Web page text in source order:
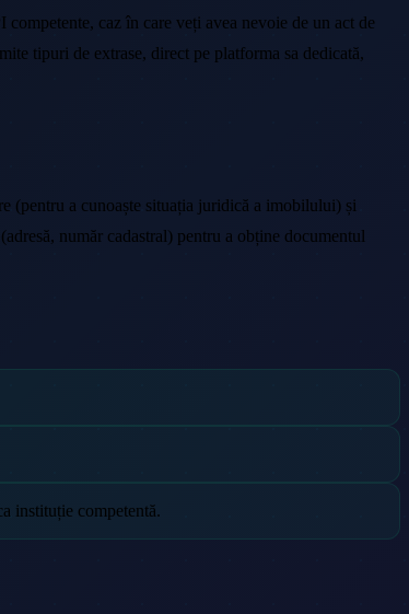
caz în care veți avea nevoie de un act de
tipuri de extrase, direct pe platforma sa dedicată,
(pentru a cunoaște situația juridică a imobilului) și
număr cadastral) pentru a obține documentul
instituție competentă.